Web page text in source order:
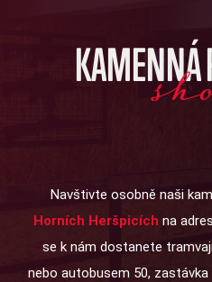
KAMENNÁ
Navštivte osobně naši
Horních Heršpicích na
se k nám dostanete
nebo autobusem 50,